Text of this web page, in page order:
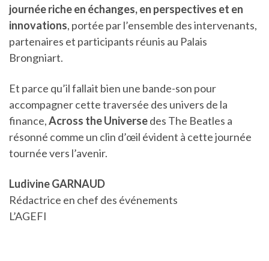
journée riche en échanges, en perspectives et en
innovations, portée par l’ensemble des intervenants,
partenaires et participants réunis au Palais
Brongniart.
Et parce qu’il fallait bien une bande-son pour
accompagner cette traversée des univers de la
finance,Across the Universedes The Beatles a
résonné comme un clin d’œil évident à cette journée
tournée vers l’avenir.
Ludivine GARNAUD
Rédactrice en chef des événements
L’AGEFI